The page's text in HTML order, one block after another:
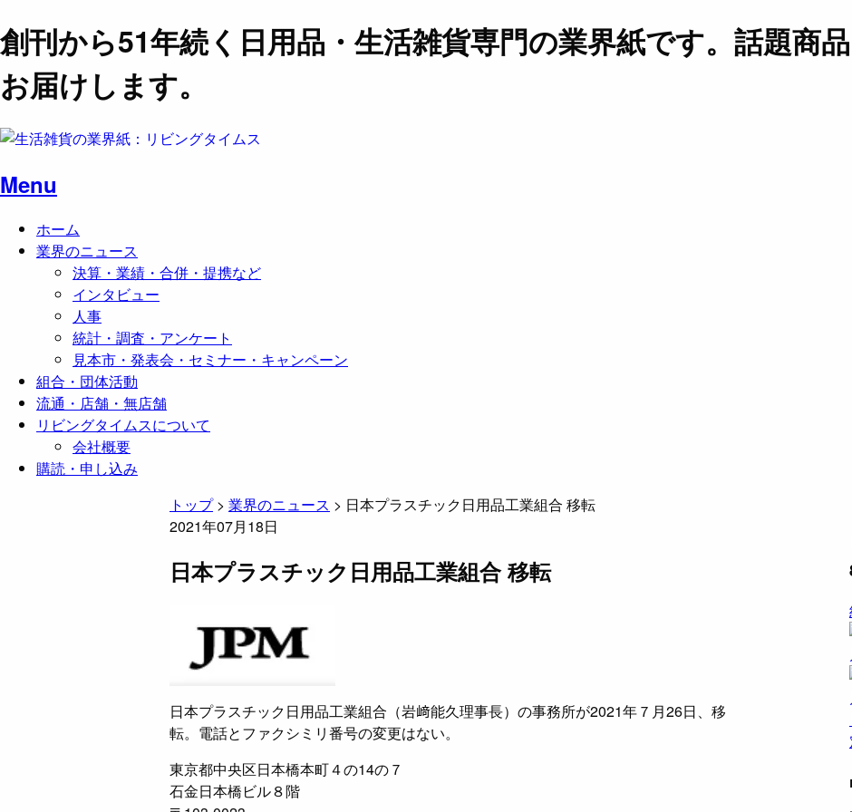
創刊から51年続く日用品・生活雑貨専門の業界紙です。話題商
お届けします。
Menu
ホーム
業界のニュース
決算・業績・合併・提携など
インタビュー
人事
統計・調査・アンケート
見本市・発表会・セミナー・キャンペーン
組合・団体活動
流通・店舗・無店舗
リビングタイムスについて
会社概要
購読・申し込み
トップ> 業界のニュース > 日本プラスチック日用品工業組合 移転
2021年07月18日
日本プラスチック日用品工業組合 移転
日本プラスチック日用品工業組合（岩﨑能久理事長）の事務所が2021年７月26日、移
転。電話とファクシミリ番号の変更はない。
東京都中央区日本橋本町４の14の７
石金日本橋ビル８階